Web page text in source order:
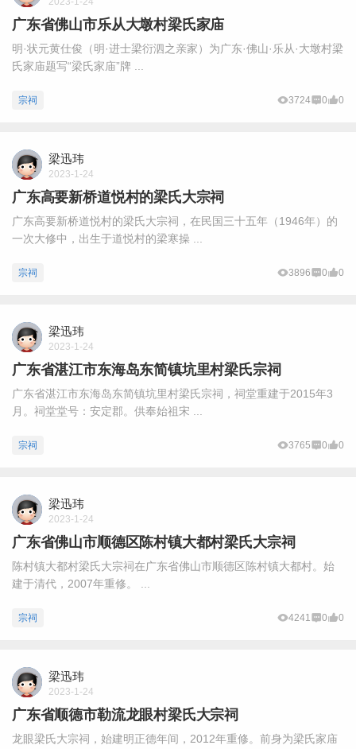
广东省佛山市乐从大墩村梁氏家庙
明·状元黄仕俊（明·进士梁衍泗之亲家）为广东·佛山·乐从·大墩村梁
氏家庙题写“梁氏家庙”牌 ...
宗祠 3724 0 0
梁迅玮
2023-1-24
广东高要新桥道悦村的梁氏大宗祠
广东高要新桥道悦村的梁氏大宗祠，在民国三十五年（1946年）的
一次大修中，出生于道悦村的梁寒操 ...
宗祠 3896 0 0
梁迅玮
2023-1-24
广东省湛江市东海岛东简镇坑里村梁氏宗祠
广东省湛江市东海岛东简镇坑里村梁氏宗祠，祠堂重建于2015年3
月。祠堂堂号：安定郡。供奉始祖宋 ...
宗祠 3765 0 0
梁迅玮
2023-1-24
广东省佛山市顺德区陈村镇大都村梁氏大宗祠
陈村镇大都村梁氏大宗祠在广东省佛山市顺德区陈村镇大都村。始
建于清代，2007年重修。 ...
宗祠 4241 0 0
梁迅玮
2023-1-24
广东省顺德市勒流龙眼村梁氏大宗祠
龙眼梁氏大宗祠，始建明正德年间，2012年重修。前身为梁氏家庙